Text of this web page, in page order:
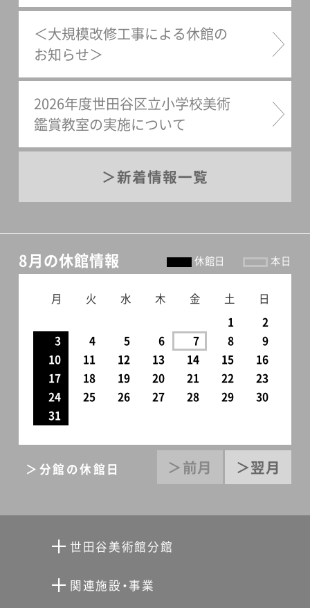
＜大規模改修工事による休館の
お知らせ＞
2026年度世田谷区立小学校美術
鑑賞教室の実施について
新着情報一覧
8月の休館情報 休館日 本日
月 火 水 木 金 土 日
1
2
3
4 5 6 7 8
9
10
11 12 13 14 15
16
17
18 19 20 21 22
23
24
25 26 27 28 29
30
31
＞前月 ＞翌月
＞分館の休館日
世田谷美術館分館
関連施設・事業